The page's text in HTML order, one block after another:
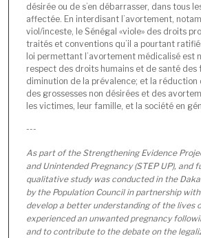
désirée ou de s’en débarrasser, dans tous
affectée. En interdisant l’avortement,
viol/inceste, le Sénégal «viole» des droits
traités et conventions qu’il a pourtant
loi permettant l’avortement médicalisé est
respect des droits humains et de santé des
diminution de la prévalence; et la réduction
des grossesses non désirées et des
les victimes, leur famille, et la société en
---
As part of the Strengthening Evidence
and Unintended Pregnancy (STEP UP), and
qualitative study was conducted in the
by the Population Council in partnership
develop a better understanding of the lives
experienced an unwanted pregnancy
and to contribute to the debate on the